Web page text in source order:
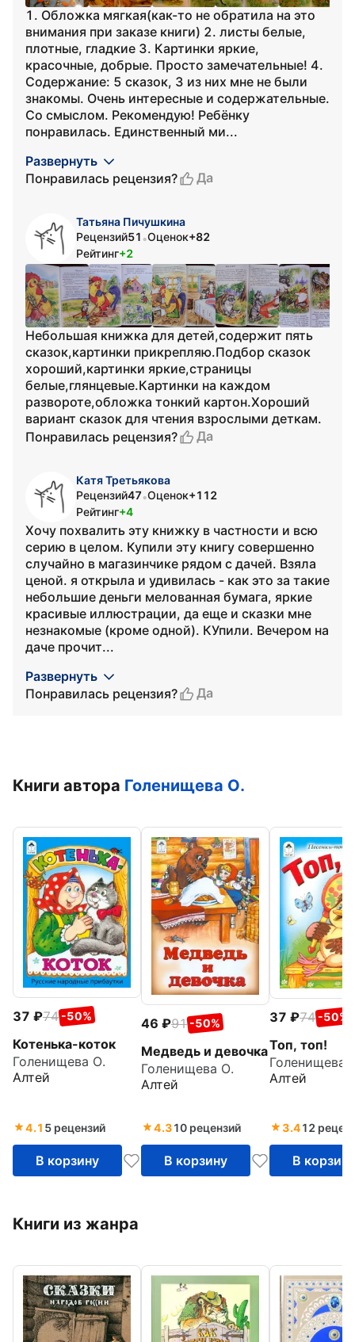
1. Обложка мягкая(как-то не обратила на это
внимания при заказе книги) 2. листы белые,
плотные, гладкие 3. Картинки яркие,
красочные, добрые. Просто замечательные! 4.
Содержание: 5 сказок, 3 из них мне не были
знакомы. Очень интересные и содержательные.
Со смыслом. Рекомендую! Ребёнку
понравилась. Единственный ми...
Развернуть
Понравилась рецензия?
Да
Татьяна Пичушкина
Рецензий51 •Оценок+82
Рейтинг+2
Небольшая книжка для детей,содержит пять
сказок,картинки прикрепляю.Подбор сказок
хороший,картинки яркие,страницы
белые,глянцевые.Картинки на каждом
развороте,обложка тонкий картон.Хороший
вариант сказок для чтения взрослыми деткам.
Понравилась рецензия?
Да
Катя Третьякова
Рецензий47•Оценок+112
Рейтинг+4
Хочу похвалить эту книжку в частности и всю
серию в целом. Купили эту книгу совершенно
случайно в магазинчике рядом с дачей. Взяла
ценой. я открыла и удивилась - как это за такие
небольшие деньги мелованная бумага, яркие
красивые иллюстрации, да еще и сказки мне
незнакомые (кроме одной). КУпили. Вечером на
даче прочит...
Развернуть
Понравилась рецензия?
Да
Книги автора Голенищева О.
37 74 -50%
Котенька-коток
Голенищева О.
Алтей
4.1 5 рецензий
В корзину
46 91 -50%
Медведь и девочка
Голенищева О.
Алтей
4.310 рецензий
В корзину
37 74 -50%
Топ, топ!
Голенищева
Алтей
3.412
В корзину
Книги из жанра